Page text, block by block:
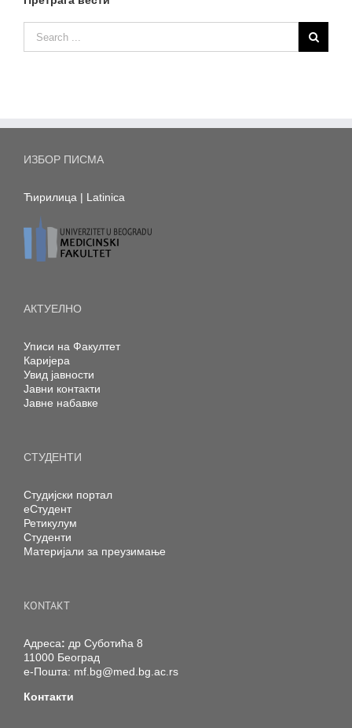
ИЗБОР ПИСМА
Ћирилица | Latinica
АКТУЕЛНО
Уписи на Факултет
Каријера
Увид јавности
Јавни контакти
Јавне набавке
СТУДЕНТИ
Студијски портал
еСтудент
Ретикулум
Студенти
Материјали за преузимање
KONTAKT
Адреса: др Суботића 8
11000 Београд
е-Пошта: mf.bg@med.bg.ac.rs
Контакти